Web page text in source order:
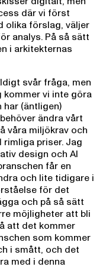
där vi först
olika förslag, väljer
analys. På så sätt
i arkitekternas
svår fråga, men
kommer vi inte göra
har (äntligen)
ändra vårt
våra miljökrav och
priser. Jag
design och AI
får en
och lite tidigare i
för det
och på så sätt
möjligheter att bli
att det kommer
som kommer
i smått, och det
med i denna